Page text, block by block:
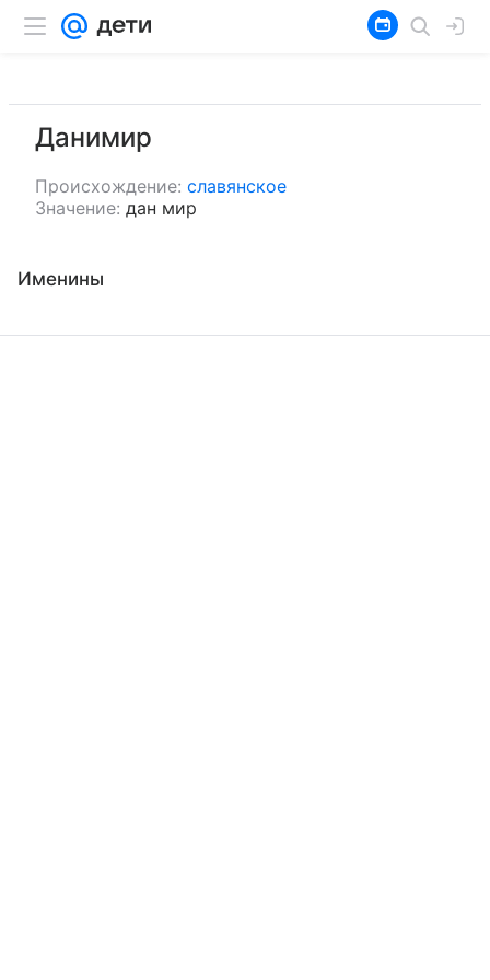
Данимир
Происхождение: славянское
Значение: дан мир
Именины